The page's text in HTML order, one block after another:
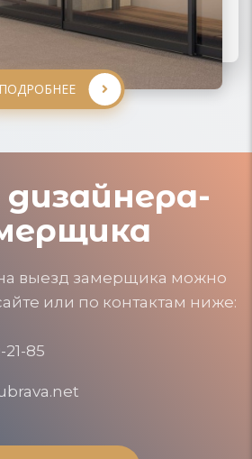
ПОДРОБНЕЕ
ПОДРОБНЕЕ
ПОДРОБНЕЕ
на выезд замерщика можно
или по контактам ниже:
21-85